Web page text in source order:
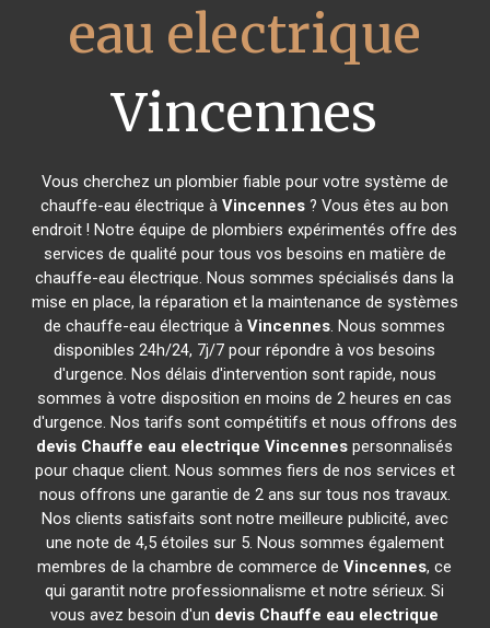
eau electrique
Vincennes
Vous cherchez un plombier fiable pour votre système de
chauffe-eau électrique àVincennes ? Vous êtes au bon
endroit ! Notre équipe de plombiers expérimentés offre des
services de qualité pour tous vos besoins en matière de
chauffe-eau électrique. Nous sommes spécialisés dans la
mise en place, la réparation et la maintenance de systèmes
de chauffe-eau électrique àVincennes. Nous sommes
disponibles 24h/24, 7j/7 pour répondre à vos besoins
d'urgence. Nos délais d'intervention sont rapide, nous
sommes à votre disposition en moins de 2 heures en cas
d'urgence. Nos tarifs sont compétitifs et nous offrons des
devis Chauffe eau electrique Vincennes personnalisés
pour chaque client. Nous sommes fiers de nos services et
nous offrons une garantie de 2 ans sur tous nos travaux.
Nos clients satisfaits sont notre meilleure publicité, avec
une note de 4,5 étoiles sur 5. Nous sommes également
membres de la chambre de commerce deVincennes, ce
qui garantit notre professionnalisme et notre sérieux. Si
vous avez besoin d'un devis Chauffe eau electrique